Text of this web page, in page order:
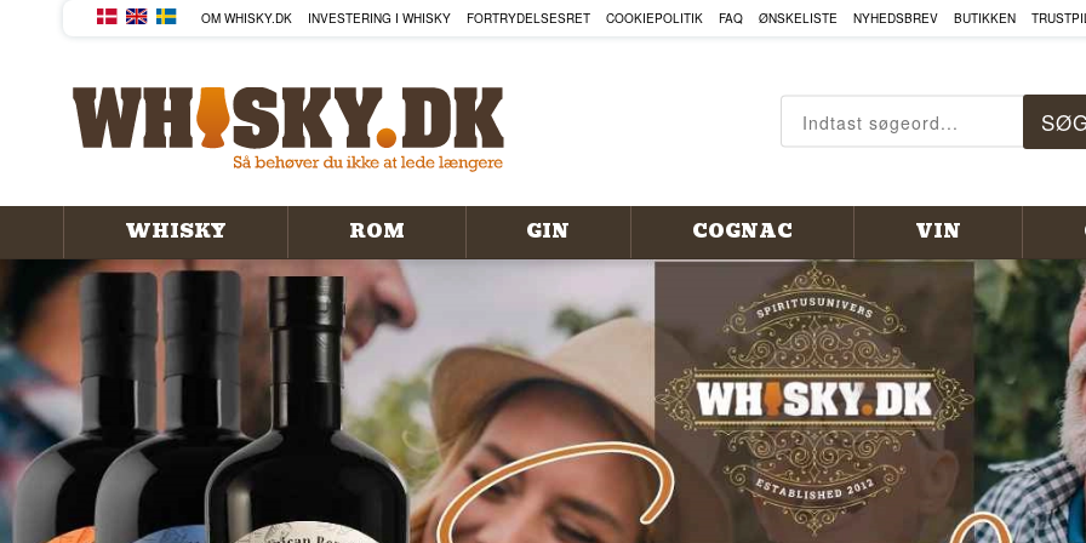
KØB DIN WHISKY, ROM, GIN, COGNAC OG MEGET MERE
OM WHISKY.DK INVESTERING I WHISKY FORTRYDELSESRET COOKIEPOLITIK FAQ ØNSKELISTE NYHEDSBREV BUTIKKEN
WHISKY ROM GIN COGNAC VIN